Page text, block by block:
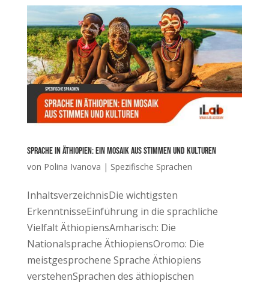
Sprache in Äthiopien: Ein Mosaik aus Stimmen und Kulturen
von Polina Ivanova | Spezifische Sprachen
InhaltsverzeichnisDie wichtigsten
ErkenntnisseEinführung in die sprachliche
Vielfalt ÄthiopiensAmharisch: Die
Nationalsprache ÄthiopiensOromo: Die
meistgesprochene Sprache Äthiopiens
verstehenSprachen des äthiopischen